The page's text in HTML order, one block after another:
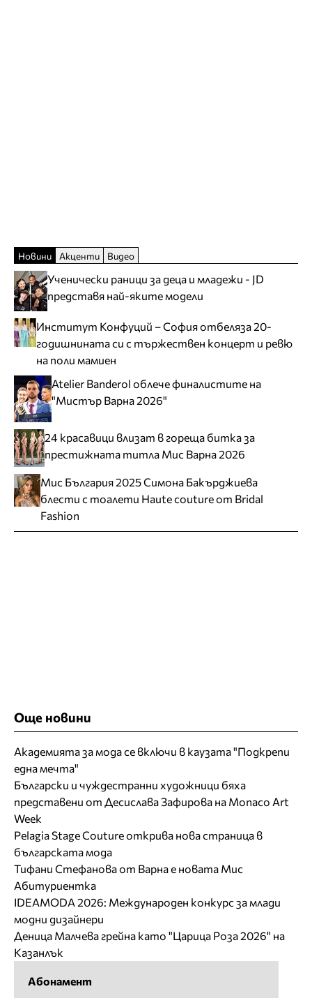
Новини Акценти Видео
Ученически раници за деца и младежи - JD
представя най-яките модели
Институт Конфуций – София отбеляза 20-
годишнината си с тържествен концерт и ревю
на поли мамиен
Atelier Banderol облече финалистите на
"Мистър Варна 2026"
24 красавици влизат в гореща битка за
престижната титла Мис Варна 2026
Мис България 2025 Симона Бакърджиева
блести с тоалети Haute couture от Bridal
Fashion
Още новини
Академията за мода се включи в каузата "Подкрепи
една мечта"
Български и чуждестранни художници бяха
представени от Десислава Зафирова на Monaco Art
Week
Pelagia Stage Couture открива нова страница в
българската мода
Тифани Стефанова от Варна е новата Мис
Абитуриентка
IDEAMODA 2026: Международен конкурс за млади
модни дизайнери
Деница Малчева грейна като "Царица Роза 2026" на
Казанлък
Абонамент